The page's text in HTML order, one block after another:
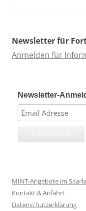
nach:
Newsletter für
Anmelden für
Newsletter-
MINT-Angebote im
Kontakt & Anfahrt
Datenschutzerklärung